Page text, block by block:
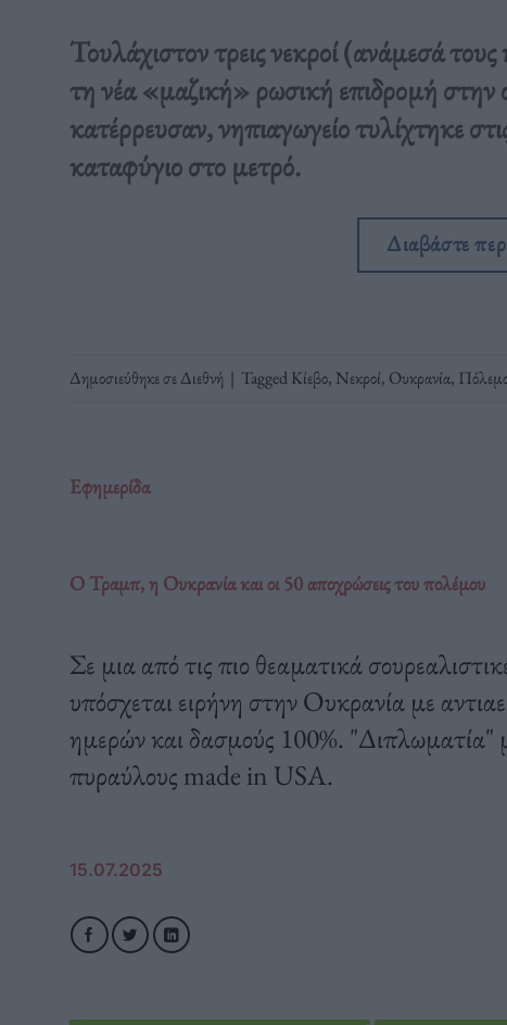
Τουλάχιστον τρεις νεκροί (ανάμεσά τους
τη νέα «μαζική» ρωσική επιδρομή
κατέρρευσαν, νηπιαγωγείο τυλίχτηκε
καταφύγιο στο μετρό.
Διαβάστε
Δημοσιεύθηκε σεΔιεθνή | TaggedΚίεβο, Νεκροί, Ουκρανία,
Εφημερίδα
Ο Τραμπ, η Ουκρανία και οι 50 αποχρώσεις του πολέμου
Σε μια από τις πιο θεαματικά
υπόσχεται ειρήνη στην Ουκρανία με
ημερών και δασμούς 100%. "Διπλωματία"
πυραύλους made in USA.
15.07.2025